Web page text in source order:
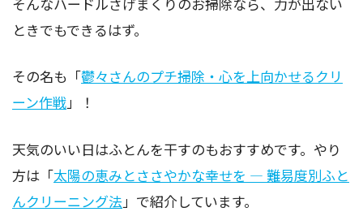
ときでもできるはず。
その名も「鬱々さんのプチ掃除・心を上向かせるクリ
ーン作戦」！
天気のいい日はふとんを干すのもおすすめです。やり
方は「太陽の恵みとささやかな幸せを ― 難易度別ふと
んクリーニング法 」で紹介しています。